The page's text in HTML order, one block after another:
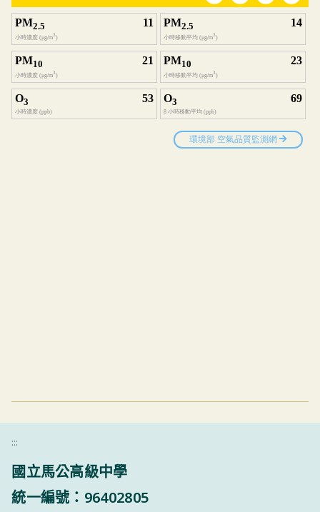
:::
國立馬公高級中學
統一編號：96402805